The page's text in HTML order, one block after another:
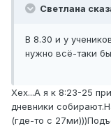
Светлана
В 8.30 и у
нужно всё-таки
Хех...А я к 8:23-25
дневники
(где-то с